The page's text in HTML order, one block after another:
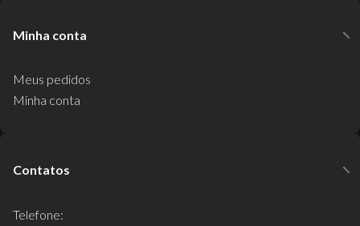
Minha conta
Meus pedidos
Minha conta
Contatos
Telefone: